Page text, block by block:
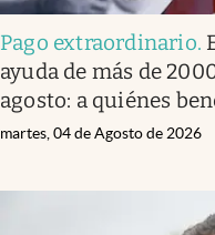
Pago extraordinario.
ayuda de más de
agosto: a quiénes
martes, 04 de Agosto de 2026